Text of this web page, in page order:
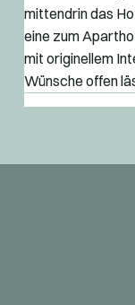
mittendrin das
eine zum
mit originellem
Wünsche offen